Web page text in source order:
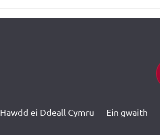
Hawdd ei Ddeall Cymru Ein gwaith